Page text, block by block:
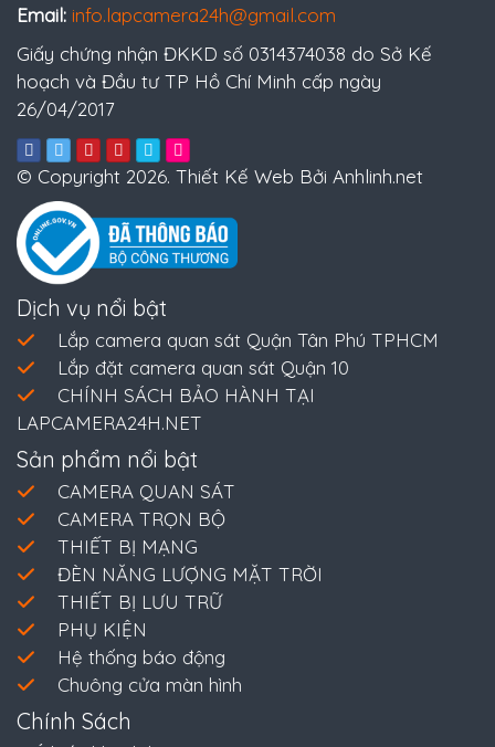
Email: info.lapcamera24h@gmail.com
Giấy chứng nhận ĐKKD số 0314374038 do Sở Kế
hoạch và Đầu tư TP Hồ Chí Minh cấp ngày
26/04/2017
© Copyright 2026. Thiết Kế Web Bởi Anhlinh.net
Dịch vụ nổi bật
Lắp camera quan sát Quận Tân Phú TPHCM
Lắp đặt camera quan sát Quận 10
CHÍNH SÁCH BẢO HÀNH TẠI
LAPCAMERA24H.NET
Sản phẩm nổi bật
CAMERA QUAN SÁT
CAMERA TRỌN BỘ
THIẾT BỊ MẠNG
ĐÈN NĂNG LƯỢNG MẶT TRỜI
THIẾT BỊ LƯU TRỮ
PHỤ KIỆN
Hệ thống báo động
Chuông cửa màn hình
Chính Sách